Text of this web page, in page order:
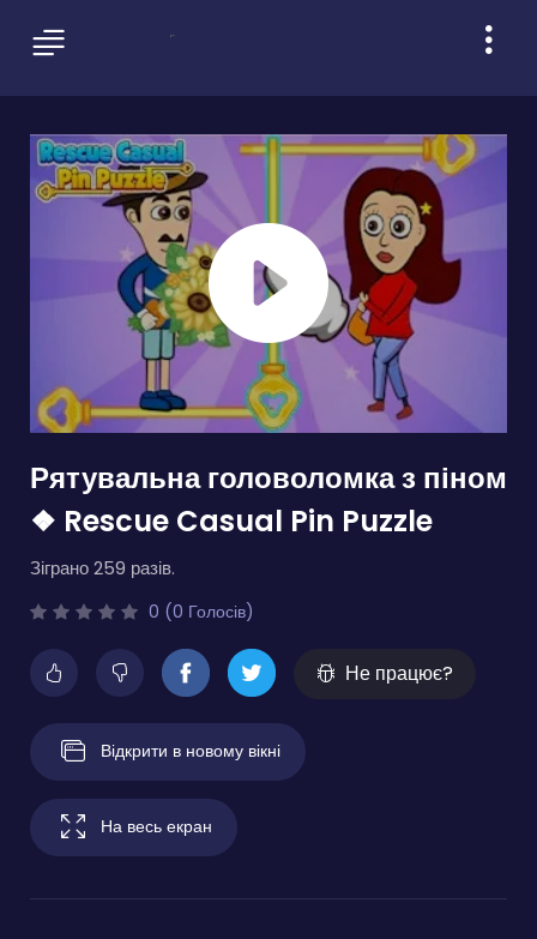
Рятувальна головоломка з піном
❖ Rescue Casual Pin Puzzle
Зіграно 259 разів.
0 (0 Голосів)
Не працює?
Відкрити в новому вікні
На весь екран